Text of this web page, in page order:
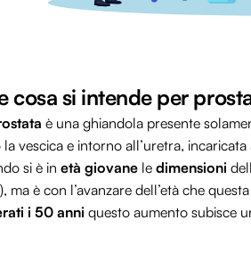
cosa si intende per
è una ghiandola presente
vescica e intorno all’uretra,
si è in età giovane le dimensioni
ma è con l’avanzare dell’età che
i 50 anni questo aumento subisce